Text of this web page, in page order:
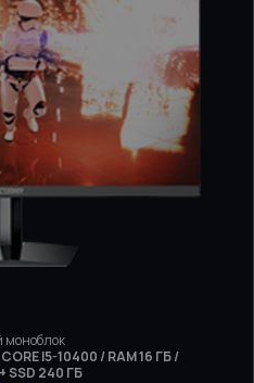
моноблок
I5-10400 / RAM 16 ГБ /
SSD 240 ГБ